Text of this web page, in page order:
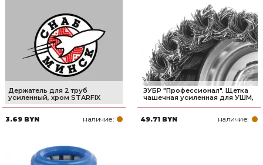
Держатель для 2 труб
усиленный, хром STARFIX
3.69 BYN наличие:
ЗУБР ″Профессионал″. Щетка
чашечная усиленная для УШМ,
49.71 BYN наличие: